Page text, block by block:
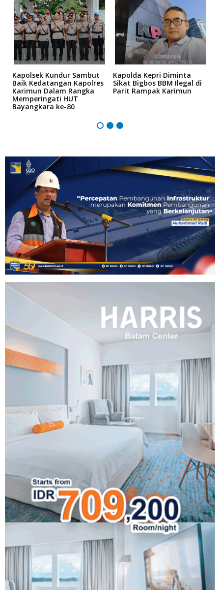
Kapolsek Kundur Sambut
Baik Kedatangan Kapolres
Karimun Dalam Rangka
Memperingati HUT
Bayangkara ke-80
Kapolda Kepri Diminta
Sikat Bigbos BBM Ilegal di
Parit Rampak Karimun